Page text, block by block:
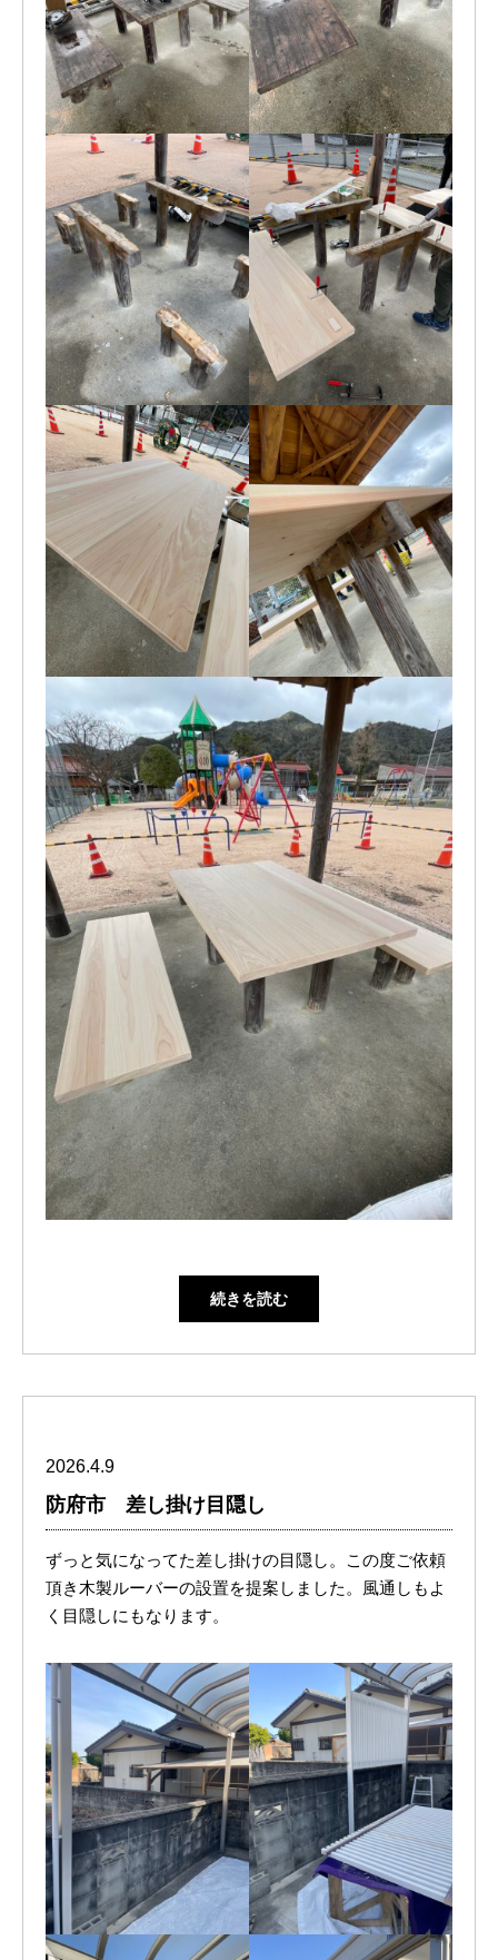
続きを読む
2026.4.9
防府市 差し掛け目隠し
ずっと気になってた差し掛けの目隠し。この度ご依頼
頂き木製ルーバーの設置を提案しました。風通しもよ
く目隠しにもなります。